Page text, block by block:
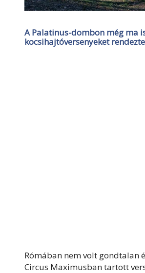
A Palatinus-dombon még ma
kocsihajtóversenyeket
Rómában nem volt gondtalan
Circus Maximusban tartott